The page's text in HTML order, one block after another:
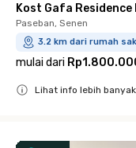
Kost Gafa Residence
Paseban, Senen
3.2 km dari rumah
mulai dari
Lihat info lebih banyak